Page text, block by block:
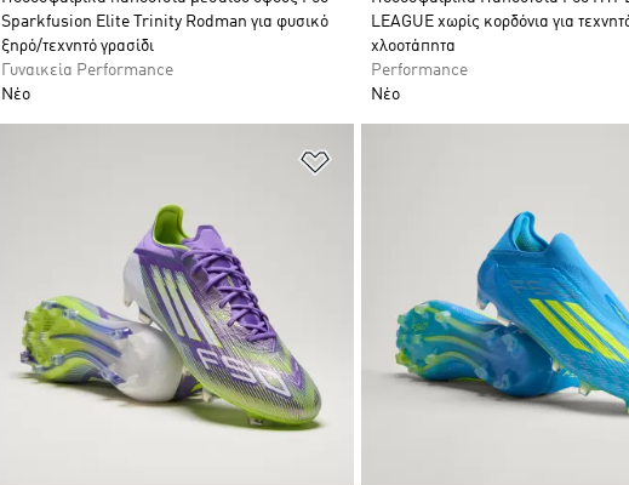
Sparkfusion Elite Trinity Rodman για φυσικό
ξηρό/τεχνητό γρασίδι
Γυναικεία Performance
Νέο
LEAGUE χωρίς κορδόνια για
χλοοτάπητα
Performance
Νέο